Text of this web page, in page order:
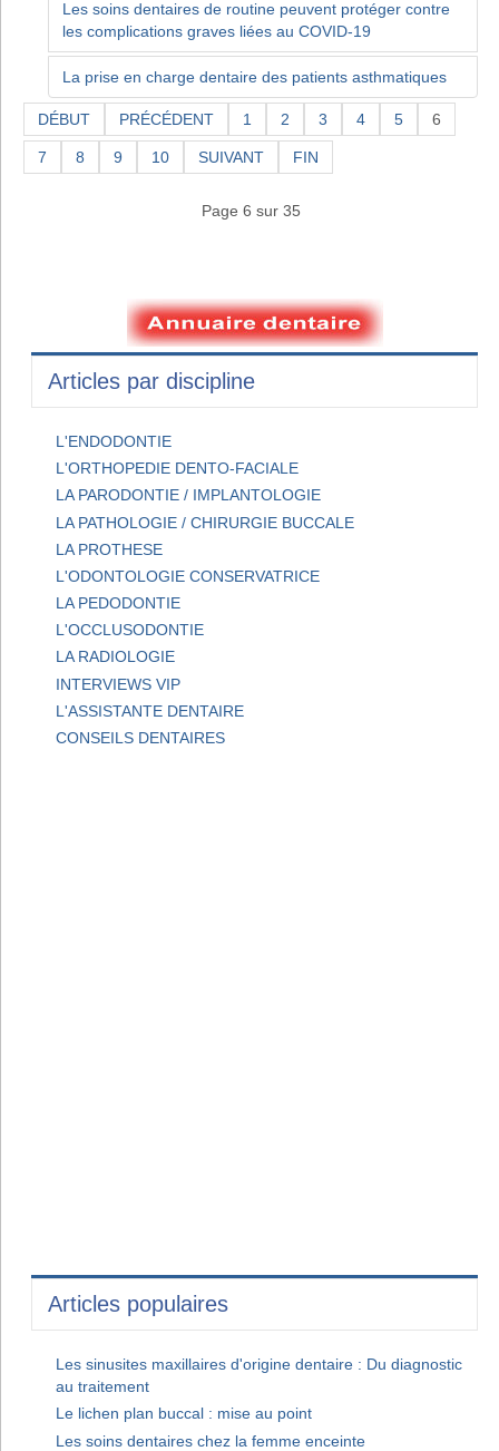
Les soins dentaires de routine peuvent protéger contre
les complications graves liées au COVID-19
La prise en charge dentaire des patients asthmatiques
DÉBUT PRÉCÉDENT 1 2 3 4 5 6
7 8 9 10 SUIVANT FIN
Page 6 sur 35
Articles par discipline
L'ENDODONTIE
L'ORTHOPEDIE DENTO-FACIALE
LA PARODONTIE / IMPLANTOLOGIE
LA PATHOLOGIE / CHIRURGIE BUCCALE
LA PROTHESE
L'ODONTOLOGIE CONSERVATRICE
LA PEDODONTIE
L'OCCLUSODONTIE
LA RADIOLOGIE
INTERVIEWS VIP
L'ASSISTANTE DENTAIRE
CONSEILS DENTAIRES
Articles populaires
Les sinusites maxillaires d'origine dentaire : Du diagnostic
au traitement
Le lichen plan buccal : mise au point
Les soins dentaires chez la femme enceinte